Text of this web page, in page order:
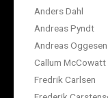
Anders Dahl
Andreas Pyndt
Andreas Oggesen
Callum McCowatt
Fredrik Carlsen